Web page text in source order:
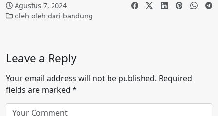
Agustus 7, 2024
oleh oleh dari bandung
Leave a Reply
Your email address will not be published. Required
fields are marked *